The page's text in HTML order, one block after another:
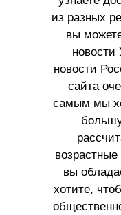
из разных
вы
новости
новости
сайта
самым мы
вы
хотите,